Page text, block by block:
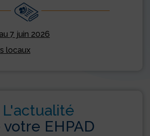
7 juin 2026
locaux
L'actualité
votre EHPAD